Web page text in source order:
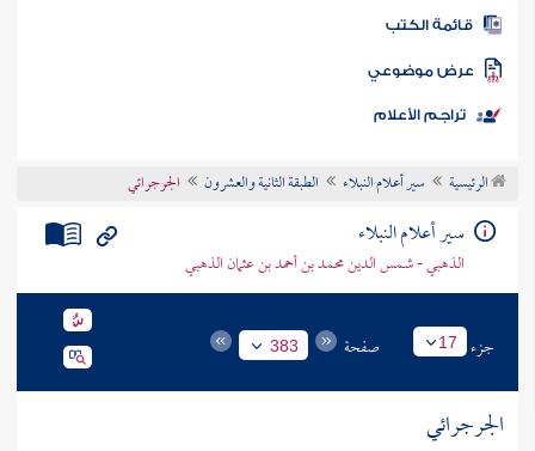
المكتبة
الكتب
موضوعي
تراجم الأعلام
الرئيسية سير أعلام النبلاء الطبقة الثانية والعشرون الجرجرائي
سير أعلام النبلاء
الذهبي - شمس الدين محمد بن أحمد بن عثمان الذهبي
جزء 17 صفحة 383
الجرجرائي